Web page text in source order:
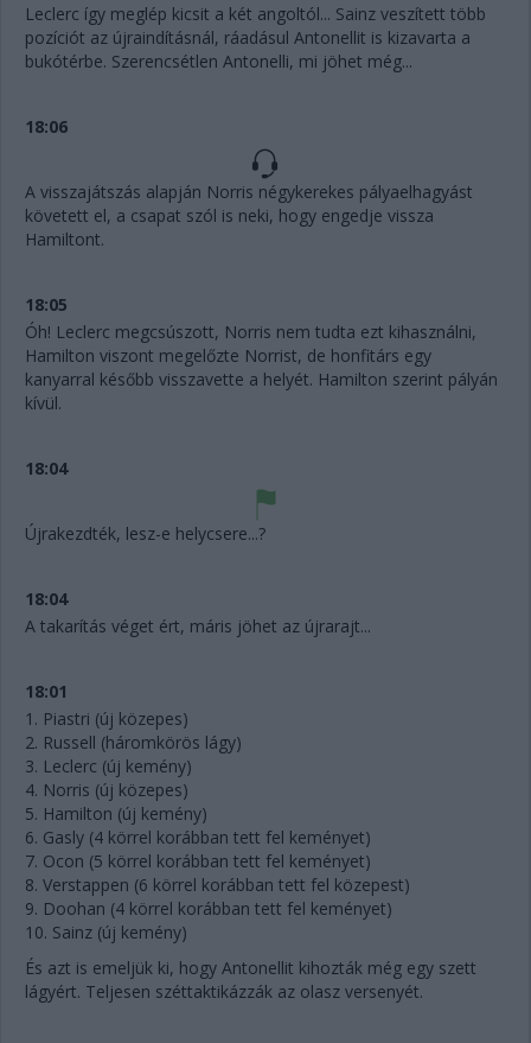
Leclerc így meglép kicsit a két angoltól... Sainz veszített több
pozíciót az újraindításnál, ráadásul Antonellit is kizavarta a
bukótérbe. Szerencsétlen Antonelli, mi jöhet még...
18:06
A visszajátszás alapján Norris négykerekes pályaelhagyást
követett el, a csapat szól is neki, hogy engedje vissza
Hamiltont.
18:05
Óh! Leclerc megcsúszott, Norris nem tudta ezt kihasználni,
Hamilton viszont megelőzte Norrist, de honfitárs egy
kanyarral később visszavette a helyét. Hamilton szerint pályán
kívül.
18:04
Újrakezdték, lesz-e helycsere...?
18:04
A takarítás véget ért, máris jöhet az újrarajt...
18:01
1. Piastri (új közepes)
2. Russell (háromkörös lágy)
3. Leclerc (új kemény)
4. Norris (új közepes)
5. Hamilton (új kemény)
6. Gasly (4 körrel korábban tett fel keményet)
7. Ocon (5 körrel korábban tett fel keményet)
8. Verstappen (6 körrel korábban tett fel közepest)
9. Doohan (4 körrel korábban tett fel keményet)
10. Sainz (új kemény)
És azt is emeljük ki, hogy Antonellit kihozták még egy szett
lágyért. Teljesen széttaktikázzák az olasz versenyét.